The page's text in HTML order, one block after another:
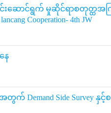
ါင်းဆောင်ရွက် မှုဆိုင်ရာစတုတ္ထ
Cooperation- 4th JW
ေ
အတွက် Demand Side